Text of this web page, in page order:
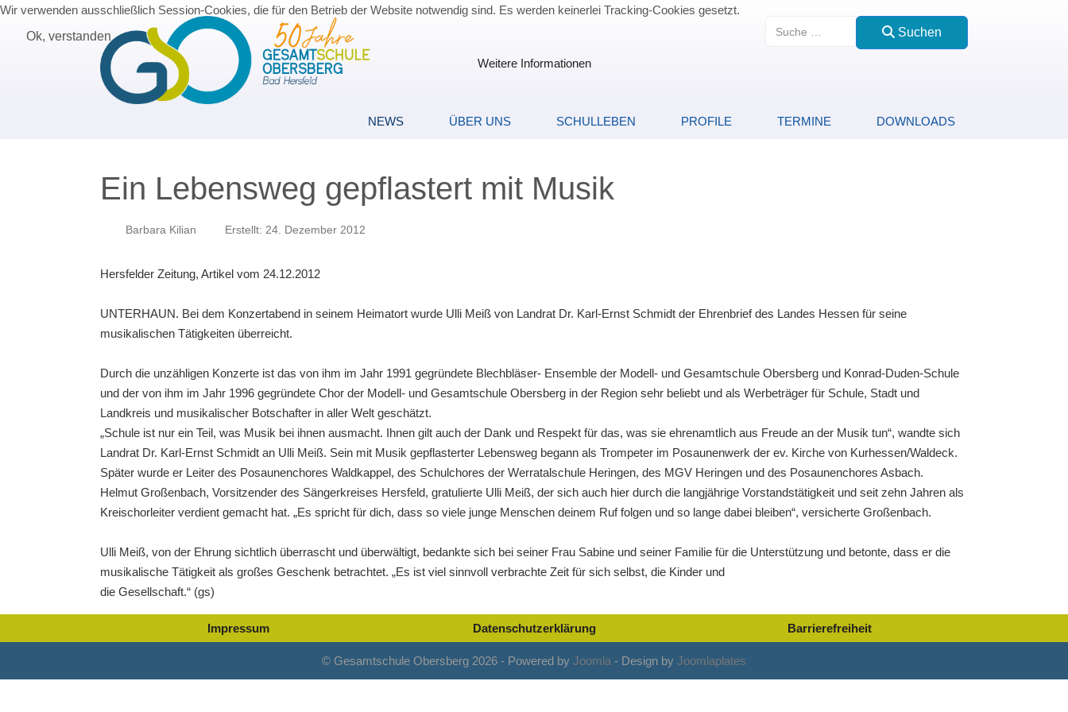
Suchen
Suchen
NEWS ÜBER UNS SCHULLEBEN PROFILE TERMINE DOWNLOADS
Ein Lebensweg gepflastert mit Musik
Barbara Kilian Erstellt: 24. Dezember 2012
Hersfelder Zeitung, Artikel vom 24.12.2012
UNTERHAUN. Bei dem Konzertabend in seinem Heimatort wurde Ulli Meiß von Landrat Dr. Karl-Ernst Schmidt der Ehrenbrief des Landes Hessen für seine
musikalischen Tätigkeiten überreicht.
Durch die unzähligen Konzerte ist das von ihm im Jahr 1991 gegründete Blechbläser- Ensemble der Modell- und Gesamtschule Obersberg und Konrad-Duden-Schule
und der von ihm im Jahr 1996 gegründete Chor der Modell- und Gesamtschule Obersberg in der Region sehr beliebt und als Werbeträger für Schule, Stadt und
Landkreis und musikalischer Botschafter in aller Welt geschätzt.
„Schule ist nur ein Teil, was Musik bei ihnen ausmacht. Ihnen gilt auch der Dank und Respekt für das, was sie ehrenamtlich aus Freude an der Musik tun“, wandte sich
Landrat Dr. Karl-Ernst Schmidt an Ulli Meiß. Sein mit Musik gepflasterter Lebensweg begann als Trompeter im Posaunenwerk der ev. Kirche von Kurhessen/Waldeck.
Später wurde er Leiter des Posaunenchores Waldkappel, des Schulchores der Werratalschule Heringen, des MGV Heringen und des Posaunenchores Asbach.
Helmut Großenbach, Vorsitzender des Sängerkreises Hersfeld, gratulierte Ulli Meiß, der sich auch hier durch die langjährige Vorstandstätigkeit und seit zehn Jahren als
Kreischorleiter verdient gemacht hat. „Es spricht für dich, dass so viele junge Menschen deinem Ruf folgen und so lange dabei bleiben“, versicherte Großenbach.
Ulli Meiß, von der Ehrung sichtlich überrascht und überwältigt, bedankte sich bei seiner Frau Sabine und seiner Familie für die Unterstützung und betonte, dass er die
musikalische Tätigkeit als großes Geschenk betrachtet. „Es ist viel sinnvoll verbrachte Zeit für sich selbst, die Kinder und
die Gesellschaft.“ (gs)
Impressum Datenschutzerklärung Barrierefreiheit
© Gesamtschule Obersberg 2026 - Powered by Joomla - Design by Joomlaplates
Wir verwenden ausschließlich Session-Cookies, die für den Betrieb der Website notwendig sind. Es werden keinerlei Tracking-Cookies gesetzt.
Ok, verstanden
Weitere Informationen